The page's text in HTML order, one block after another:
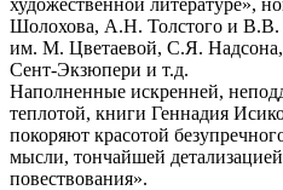
Шолохова, А.Н. Толстого и В.В.
им. М. Цветаевой, С.Я.
Сент-Экзюпери и т.д.
Наполненные искренней,
теплотой, книги Геннадия
покоряют красотой
мысли, тончайшей
повествования».